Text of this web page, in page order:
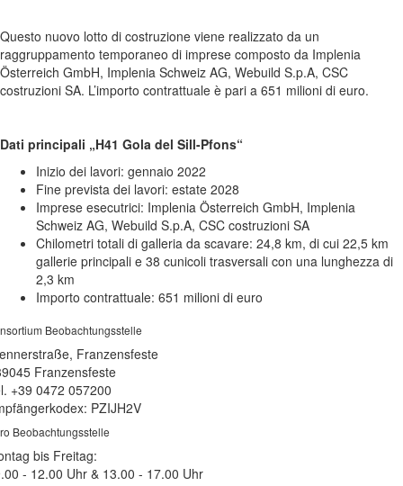
Questo nuovo lotto di costruzione viene realizzato da un
raggruppamento temporaneo di imprese composto da Implenia
Österreich GmbH, Implenia Schweiz AG, Webuild S.p.A, CSC
costruzioni SA. L’importo contrattuale è pari a 651 milioni di euro.
Dati principali „H41 Gola del Sill-Pfons“
Inizio dei lavori: gennaio 2022
Fine prevista dei lavori: estate 2028
Imprese esecutrici: Implenia Österreich GmbH, Implenia
Schweiz AG, Webuild S.p.A, CSC costruzioni SA
Chilometri totali di galleria da scavare: 24,8 km, di cui 22,5 km
gallerie principali e 38 cunicoli trasversali con una lunghezza di
2,3 km
Importo contrattuale: 651 milioni di euro
Beobachtungsstelle
Franzensfeste
Franzensfeste
+39 0472 057200
PZIJH2V
Beobachtungsstelle
bis Freitag:
- 12.00 Uhr & 13.00 - 17.00 Uhr